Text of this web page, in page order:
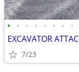
• • • • • • • •
7/23